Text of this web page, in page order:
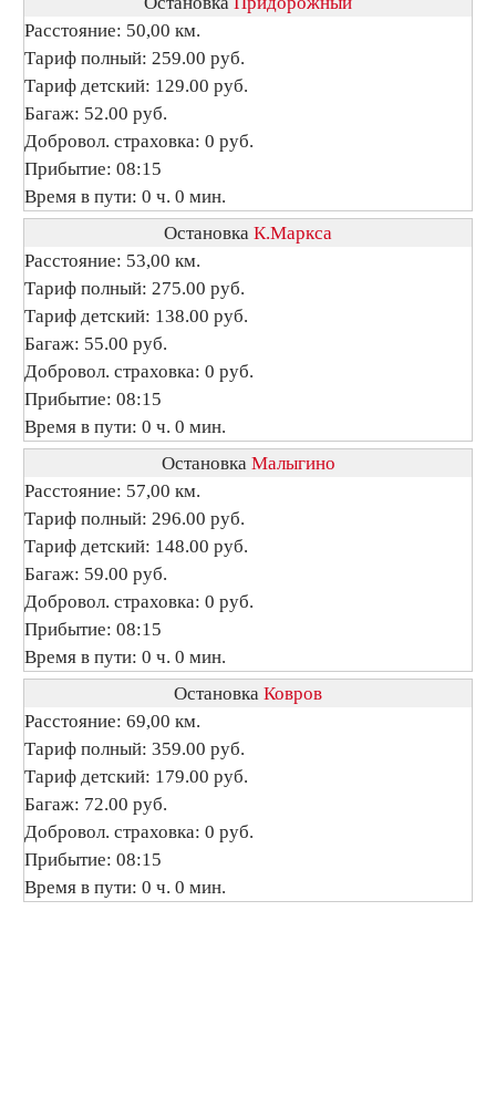
Расстояние: 50,00 км.
Тариф полный: 259.00 руб.
Тариф детский: 129.00 руб.
Багаж: 52.00 руб.
Добровол. страховка: 0 руб.
Прибытие: 08:15
Время в пути: 0 ч. 0 мин.
Остановка К.Маркса
Расстояние: 53,00 км.
Тариф полный: 275.00 руб.
Тариф детский: 138.00 руб.
Багаж: 55.00 руб.
Добровол. страховка: 0 руб.
Прибытие: 08:15
Время в пути: 0 ч. 0 мин.
Остановка Малыгино
Расстояние: 57,00 км.
Тариф полный: 296.00 руб.
Тариф детский: 148.00 руб.
Багаж: 59.00 руб.
Добровол. страховка: 0 руб.
Прибытие: 08:15
Время в пути: 0 ч. 0 мин.
Остановка Ковров
Расстояние: 69,00 км.
Тариф полный: 359.00 руб.
Тариф детский: 179.00 руб.
Багаж: 72.00 руб.
Добровол. страховка: 0 руб.
Прибытие: 08:15
Время в пути: 0 ч. 0 мин.